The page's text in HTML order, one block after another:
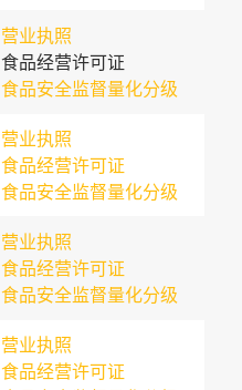
营业执照
食品经营许可证
食品安全监督量化分级
营业执照
食品经营许可证
食品安全监督量化分级
营业执照
食品经营许可证
食品安全监督量化分级
营业执照
食品经营许可证